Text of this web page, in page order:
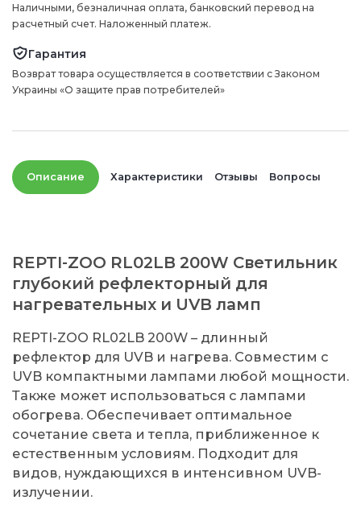
Наличными, безналичная оплата, банковский перевод на
расчетный счет. Наложенный платеж.
Гарантия
Возврат товара осуществляется в соответствии с Законом
Украины «О защите прав потребителей»
Описание Характеристики Отзывы Вопросы
REPTI-ZOO RL02LB 200W Светильник
глубокий рефлекторный для
нагревательных и UVB ламп
REPTI-ZOO RL02LB 200W – длинный
рефлектор для UVB и нагрева. Совместим с
UVB компактными лампами любой мощности.
Также может использоваться с лампами
обогрева. Обеспечивает оптимальное
сочетание света и тепла, приближенное к
естественным условиям. Подходит для
видов, нуждающихся в интенсивном UVB-
излучении.